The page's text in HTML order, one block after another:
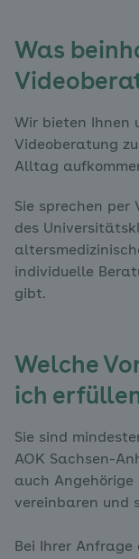
Was
Wir bieten Ihnen
Videoberatung
Alltag
Sie sprechen
des
individuelle
gibt.
Welche
ich
Sie sind
AOK Sachsen-
auch Angehörige
vereinbaren und
Bei Ihrer